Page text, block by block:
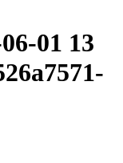
01 13